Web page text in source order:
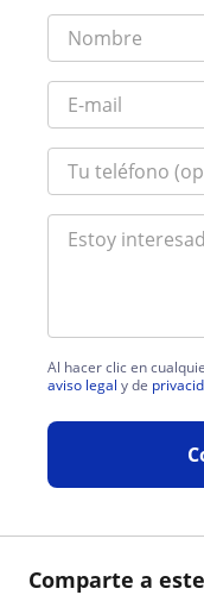
Comparte a
Al hacer clic en
aviso legal y de